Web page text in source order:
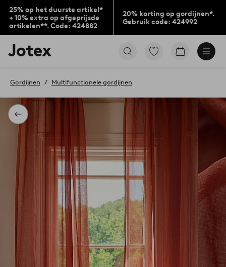
25% op het duurste artikel*
+ 10% extra op afgeprijsde
artikelen**. Code: 424882
20% korting op gordijnen*.
Gebruik code: 424992
Jotex
logo
to
home
page
Ga
Go
Terug
Gordijnen Multifunctionele gordijnen